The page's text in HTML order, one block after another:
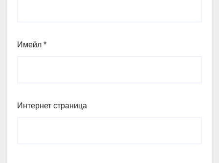
Имейл *
Интернет страница